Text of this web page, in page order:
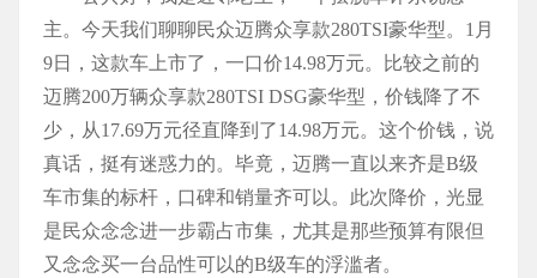
主。今天我们聊聊民众迈腾众享款280TSI豪华型。1月
9日，这款车上市了，一口价14.98万元。比较之前的
迈腾200万辆众享款280TSI DSG豪华型，价钱降了不
少，从17.69万元径直降到了14.98万元。这个价钱，说
真话，挺有迷惑力的。毕竟，迈腾一直以来齐是B级
车市集的标杆，口碑和销量齐可以。此次降价，光显
是民众念念进一步霸占市集，尤其是那些预算有限但
又念念买一台品性可以的B级车的浮滥者。